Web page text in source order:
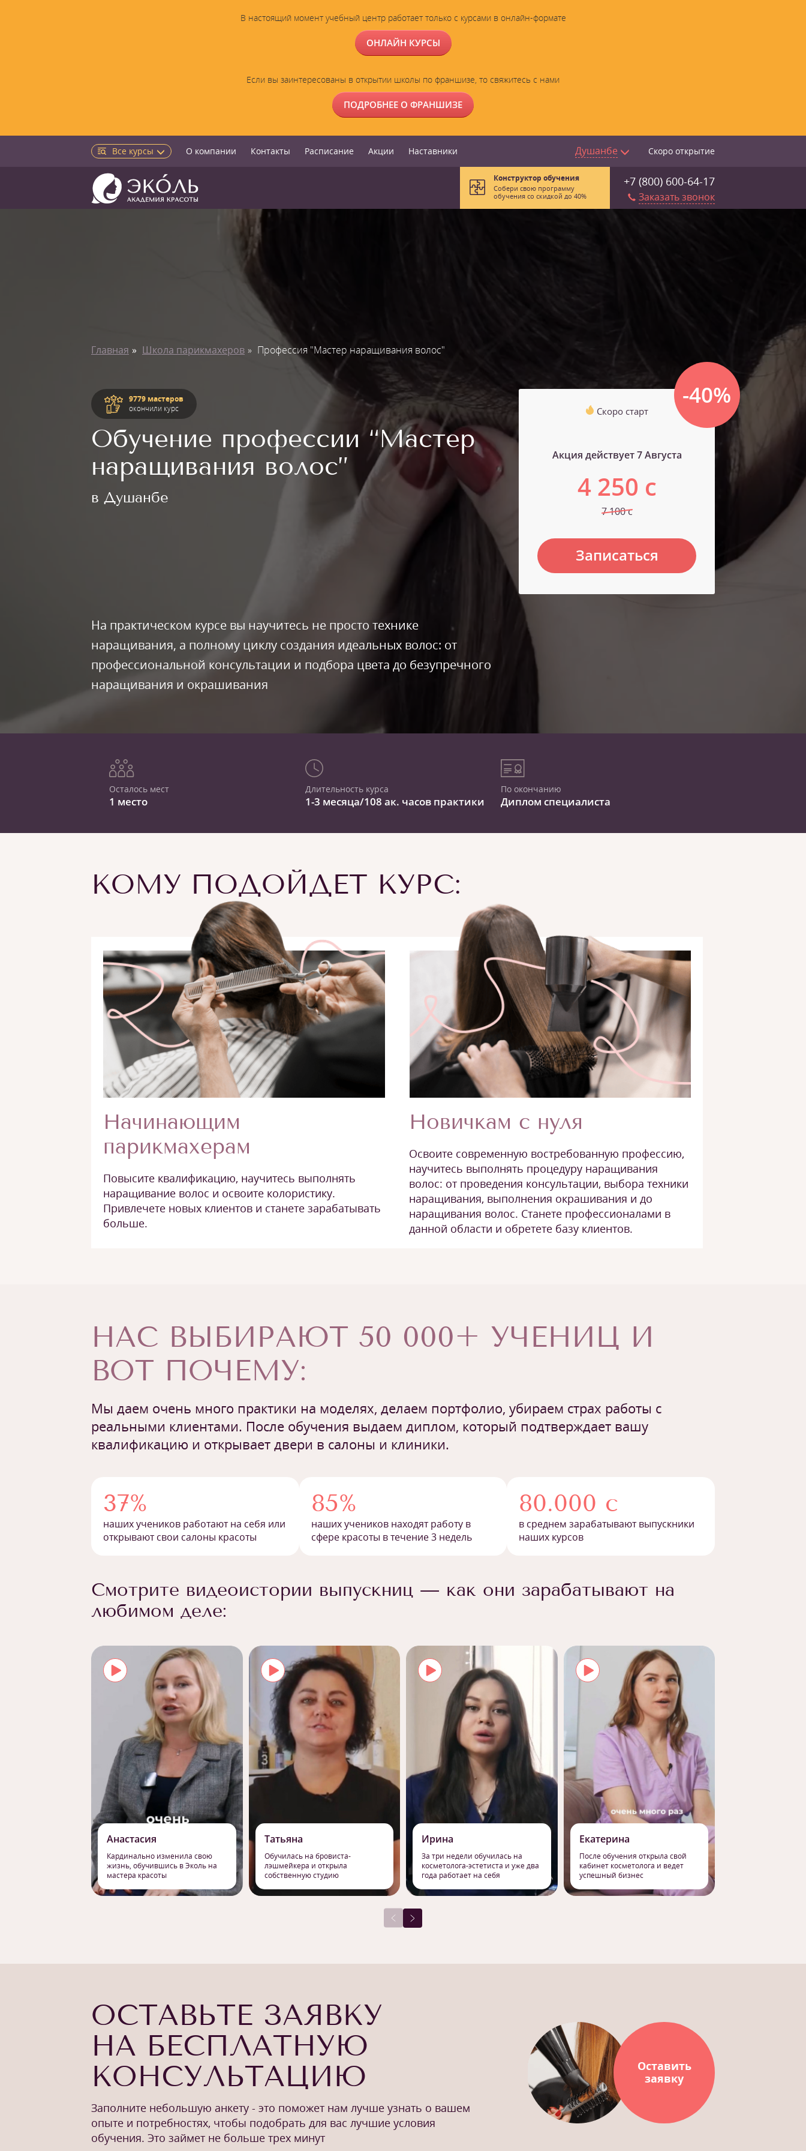
В настоящий момент учебный центр работает только с курсами в онлайн-формате
ОНЛАЙН КУРСЫ
Если вы заинтересованы в открытии школы по франшизе, то свяжитесь с нами
ПОДРОБНЕЕ О ФРАНШИЗЕ
Все курсы О компании Контакты Расписание Акции Наставники Душанбе Скоро открытие
+7 (800) 600-64-17
Заказать звонок
Конструктор обучения
Собери свою программу
обучения со скидкой до 40%
Главная Школа парикмахеров Профессия "Мастер наращивания волос"
9779 мастеров
окончили курс
Обучение профессии “Мастер
наращивания волос”
в Душанбе
На практическом курсе вы научитесь не просто технике
наращивания, а полному циклу создания идеальных волос: от
профессиональной консультации и подбора цвета до безупречного
наращивания и окрашивания
-40%
Скоро старт
Акция действует 7 Августа
4 250 с
7 100 с
Записаться
Осталось мест
1 место
Длительность курса
1-3 месяца/108 ак. часов практики
По окончанию
Диплом специалиста
КОМУ ПОДОЙДЕТ КУРС:
Начинающим
парикмахерам
Повысите квалификацию, научитесь выполнять
наращивание волос и освоите колористику.
Привлечете новых клиентов и станете зарабатывать
больше.
Новичкам с нуля
Освоите современную востребованную профессию,
научитесь выполнять процедуру наращивания
волос: от проведения консультации, выбора техники
наращивания, выполнения окрашивания и до
наращивания волос. Станете профессионалами в
данной области и обретете базу клиентов.
НАС ВЫБИРАЮТ 50 000+ УЧЕНИЦ И
ВОТ ПОЧЕМУ:
Мы даем очень много практики на моделях, делаем портфолио, убираем страх работы с
реальными клиентами. После обучения выдаем диплом, который подтверждает вашу
квалификацию и открывает двери в салоны и клиники.
37%
наших учеников работают на себя или
открывают свои салоны красоты
85%
наших учеников находят работу в
сфере красоты в течение 3 недель
80.000 с
в среднем зарабатывают выпускники
наших курсов
Смотрите видеоистории выпускниц — как они зарабатывают на
любимом деле:
Анастасия
Кардинально изменила свою
жизнь, обучившись в Эколь на
мастера красоты
Татьяна
Обучилась на бровиста-
лэшмейкера и открыла
собственную студию
Ирина
За три недели обучилась на
косметолога-эстетиста и уже два
года работает на себя
Екатерина
После обучения открыла свой
кабинет косметолога и ведет
успешный бизнес
ОСТАВЬТЕ ЗАЯВКУ
НА БЕСПЛАТНУЮ
КОНСУЛЬТАЦИЮ
Заполните небольшую анкету - это поможет нам лучше узнать о вашем
опыте и потребностях, чтобы подобрать для вас лучшие условия
обучения. Это займет не больше трех минут
Оставить
заявку